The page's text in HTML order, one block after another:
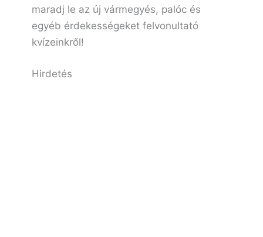
maradj le az új vármegyés, palóc és
egyéb érdekességeket felvonultató
kvízeinkről!
Hirdetés